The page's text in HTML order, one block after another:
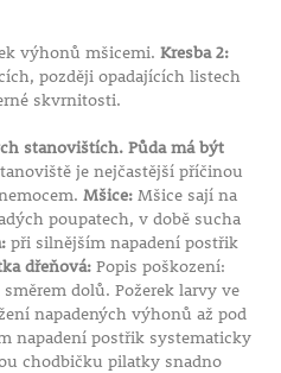
výhonů mšicemi. Kresba 2:
později opadajících listech
skvrnitosti.
stanovištích. Půda má být
je nejčastější příčinou
Mšice:Mšice sají na
poupatech, v době sucha
při silnějším napadení postřik
dřeňová:Popis poškození:
dolů. Požerek larvy ve
napadených výhonů až pod
napadení postřik systematicky
chodbičku pilatky snadno